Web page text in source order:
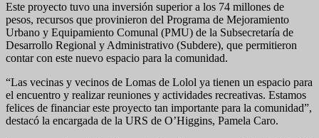
Este proyecto tuvo una inversión superior a los 74 millones de
pesos, recursos que provinieron del Programa de Mejoramiento
Urbano y Equipamiento Comunal (PMU) de la Subsecretaría de
Desarrollo Regional y Administrativo (Subdere), que permitieron
contar con este nuevo espacio para la comunidad.
“Las vecinas y vecinos de Lomas de Lolol ya tienen un espacio para
el encuentro y realizar reuniones y actividades recreativas. Estamos
felices de financiar este proyecto tan importante para la comunidad”,
destacó la encargada de la URS de O’Higgins, Pamela Caro.